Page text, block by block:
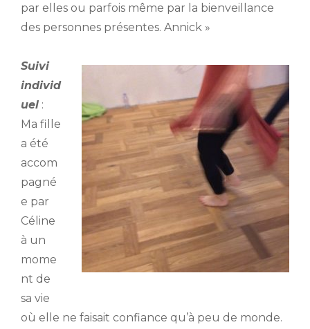
par elles ou parfois même par la bienveillance
des personnes présentes. Annick »
Suivi
individ
uel :
Ma fille
a été
accom
pagné
e par
Céline
à un
mome
nt de
sa vie
où elle ne faisait confiance qu’à peu de monde.